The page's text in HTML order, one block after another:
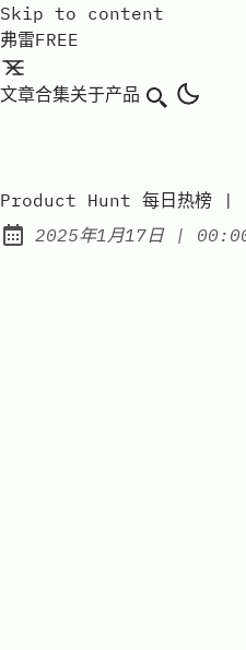
Skip to content
弗雷FREE
文章合集关于产品 搜索
Product Hunt 每日热榜 |
Published:
2025年1月17日| at